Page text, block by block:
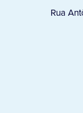
Rua